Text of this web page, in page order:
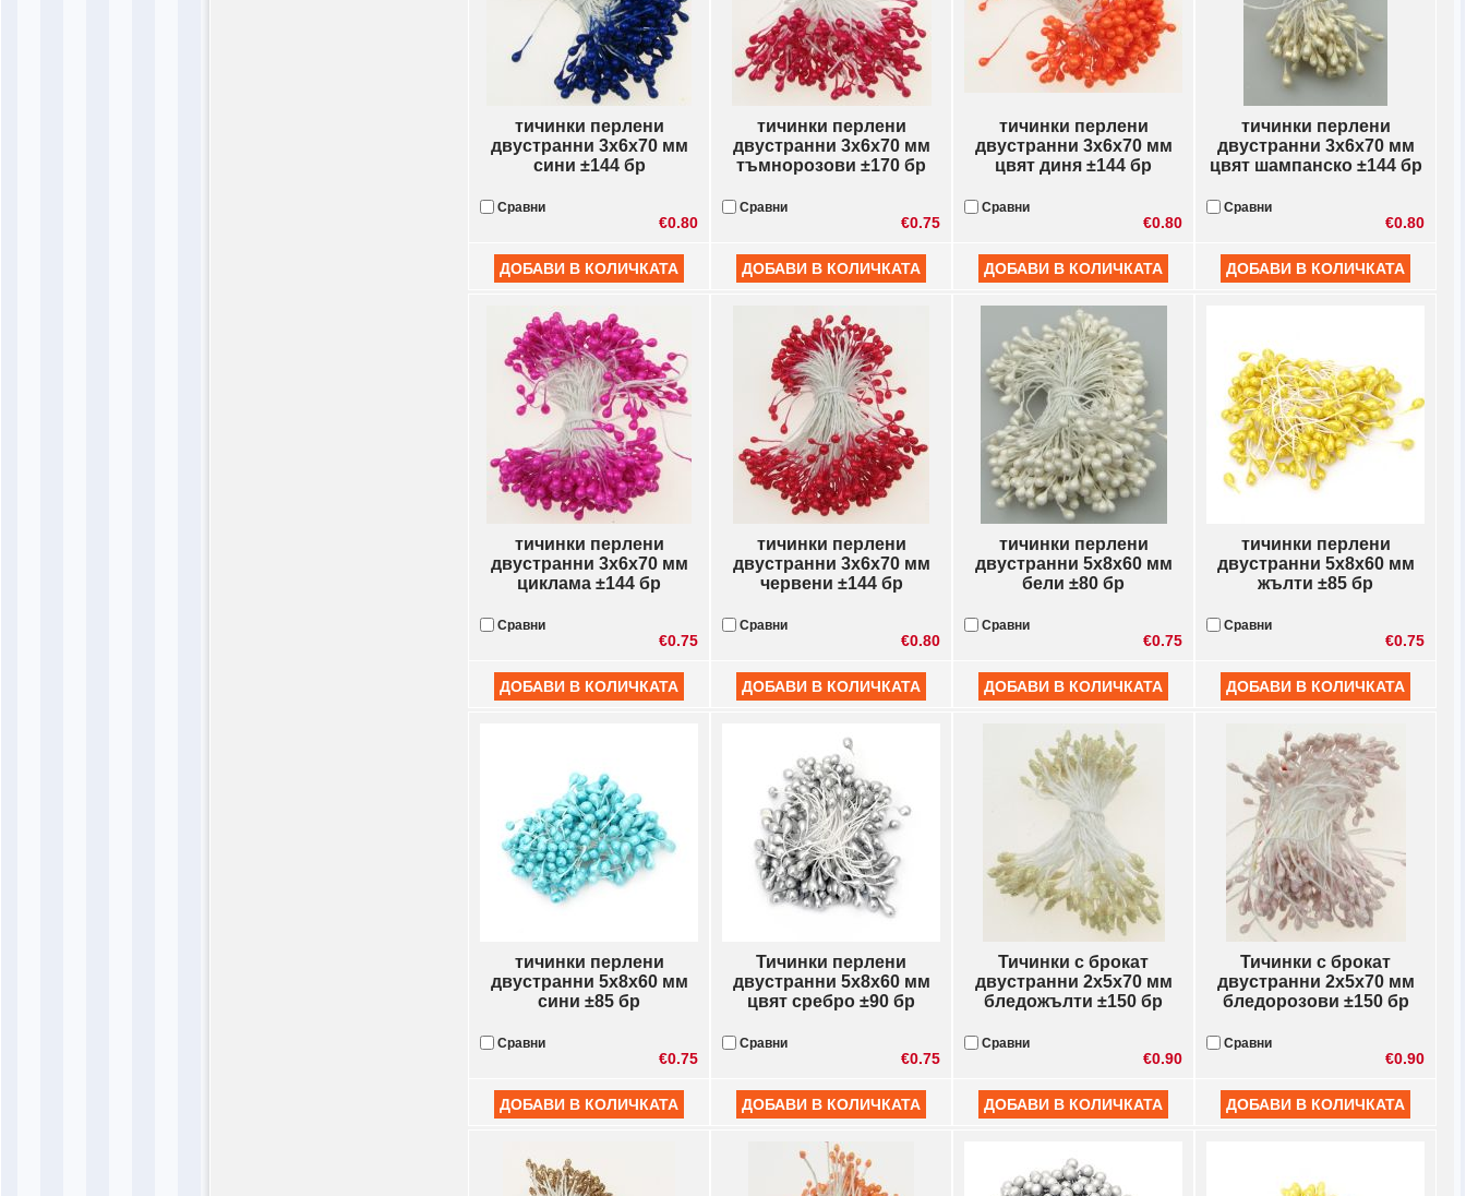
тичинки перлени
двустранни 3x6x70 мм
сини ±144 бр
тичинки перлени
двустранни 3x6x70 мм
тъмнорозови ±170 бр
тичинки перлени
двустранни 3x6x70 мм
цвят диня ±144 бр
тичинки перлени
двустранни 3x6x70 мм
цвят шампанско ±144 бр
Сравни
€0.80
Сравни
€0.75
Сравни
€0.80
Сравни
€0.80
тичинки перлени
двустранни 3x6x70 мм
циклама ±144 бр
тичинки перлени
двустранни 3x6x70 мм
червени ±144 бр
тичинки перлени
двустранни 5x8x60 мм
бели ±80 бр
тичинки перлени
двустранни 5x8x60 мм
жълти ±85 бр
Сравни
€0.75
Сравни
€0.80
Сравни
€0.75
Сравни
€0.75
тичинки перлени
двустранни 5x8x60 мм
сини ±85 бр
Тичинки перлени
двустранни 5x8x60 мм
цвят сребро ±90 бр
Тичинки с брокат
двустранни 2x5x70 мм
бледожълти ±150 бр
Тичинки с брокат
двустранни 2x5x70 мм
бледорозови ±150 бр
Сравни
€0.75
Сравни
€0.75
Сравни
€0.90
Сравни
€0.90